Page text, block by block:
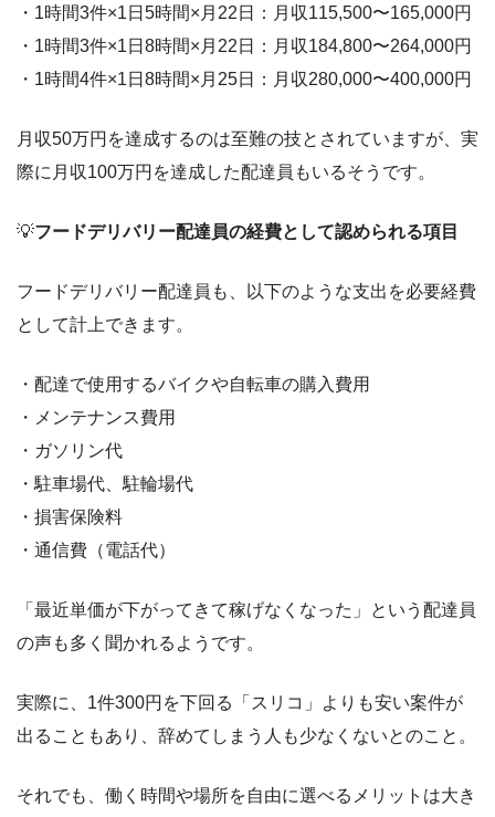
・1時間3件×1日5時間×月22日：月収115,500〜165,000円
・1時間3件×1日8時間×月22日：月収184,800〜264,000円
・1時間4件×1日8時間×月25日：月収280,000〜400,000円
月収50万円を達成するのは至難の技とされていますが、実
際に月収100万円を達成した配達員もいるそうです。
💡フードデリバリー配達員の経費として認められる項目
フードデリバリー配達員も、以下のような支出を必要経費
として計上できます。
・配達で使用するバイクや自転車の購入費用
・メンテナンス費用
・ガソリン代
・駐車場代、駐輪場代
・損害保険料
・通信費（電話代）
「最近単価が下がってきて稼げなくなった」という配達員
の声も多く聞かれるようです。
実際に、1件300円を下回る「スリコ」よりも安い案件が
出ることもあり、辞めてしまう人も少なくないとのこと。
それでも、働く時間や場所を自由に選べるメリットは大き